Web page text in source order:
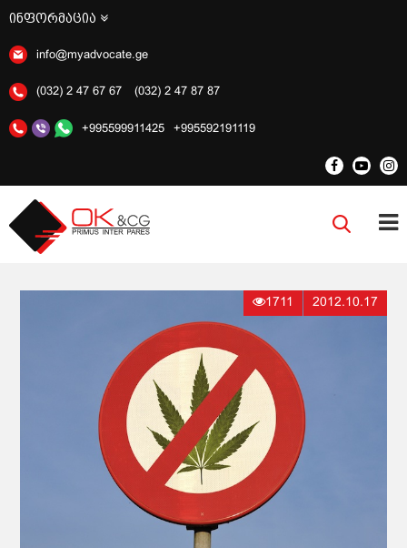
ინფორმაცია
info@myadvocate.ge
(032) 2 47 67 67 (032) 2 47 87 87
+995599911425 +995592191119
1711 2012.10.17